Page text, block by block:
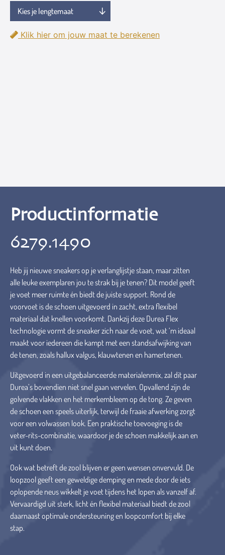
Klik hier om jouw maat te berekenen
Productinformatie
6279.1490
Heb jij nieuwe sneakers op je verlanglijstje staan, maar zitten
alle leuke exemplaren jou te strak bij je tenen? Dit model geeft
je voet meer ruimte én biedt de juiste support. Rond de
voorvoet is de schoen uitgevoerd in zacht, extra flexibel
materiaal dat knellen voorkomt. Dankzij deze Durea Flex
technologie vormt de sneaker zich naar de voet, wat ‘m ideaal
maakt voor iedereen die kampt met een standsafwijking van
de tenen, zoals hallux valgus, klauwtenen en hamertenen.
Uitgevoerd in een uitgebalanceerde materialenmix, zal dit paar
Durea’s bovendien niet snel gaan vervelen. Opvallend zijn de
golvende vlakken en het merkembleem op de tong. Ze geven
de schoen een speels uiterlijk, terwijl de fraaie afwerking zorgt
voor een volwassen look. Een praktische toevoeging is de
veter-rits-combinatie, waardoor je de schoen makkelijk aan en
uit kunt doen.
Ook wat betreft de zool blijven er geen wensen onvervuld. De
loopzool geeft een geweldige demping en mede door de iets
oplopende neus wikkelt je voet tijdens het lopen als vanzelf af.
Vervaardigd uit sterk, licht én flexibel materiaal biedt de zool
daarnaast optimale ondersteuning en loopcomfort bij elke
stap.